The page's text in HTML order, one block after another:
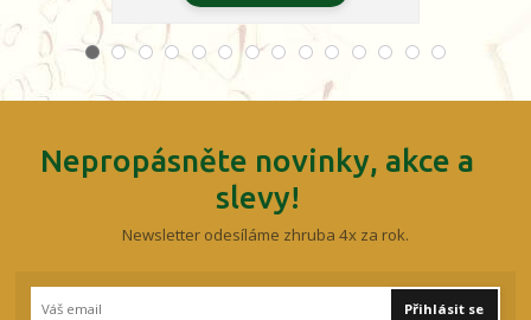
Nepropásněte novinky, akce a
slevy!
Newsletter odesíláme zhruba 4x za rok.
Přihlásit se